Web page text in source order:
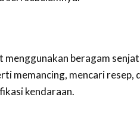
beragam
memancing, mencari resep,
kendaraan.